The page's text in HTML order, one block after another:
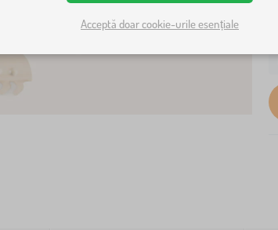
Acceptă doar cookie-urile esențiale